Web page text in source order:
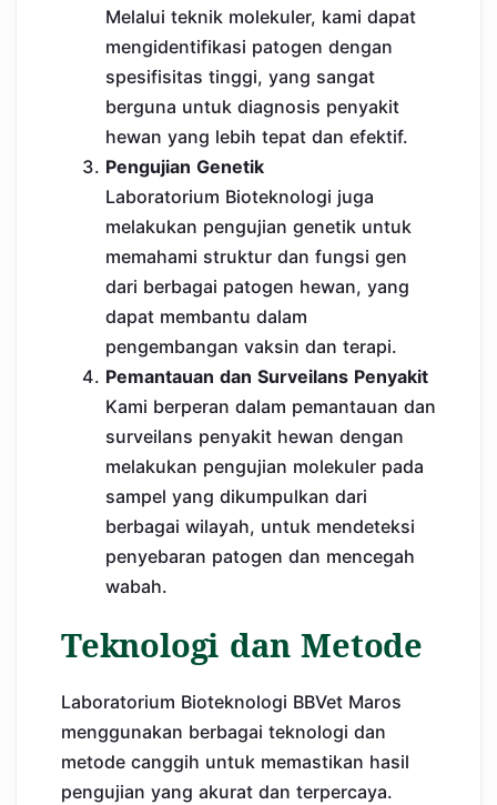
Melalui teknik molekuler, kami dapat
mengidentifikasi patogen dengan
spesifisitas tinggi, yang sangat
berguna untuk diagnosis penyakit
hewan yang lebih tepat dan efektif.
Pengujian Genetik
Laboratorium Bioteknologi juga
melakukan pengujian genetik untuk
memahami struktur dan fungsi gen
dari berbagai patogen hewan, yang
dapat membantu dalam
pengembangan vaksin dan terapi.
Pemantauan dan Surveilans Penyakit
Kami berperan dalam pemantauan dan
surveilans penyakit hewan dengan
melakukan pengujian molekuler pada
sampel yang dikumpulkan dari
berbagai wilayah, untuk mendeteksi
penyebaran patogen dan mencegah
wabah.
Teknologi dan Metode
Laboratorium Bioteknologi BBVet Maros
menggunakan berbagai teknologi dan
metode canggih untuk memastikan hasil
pengujian yang akurat dan terpercaya.